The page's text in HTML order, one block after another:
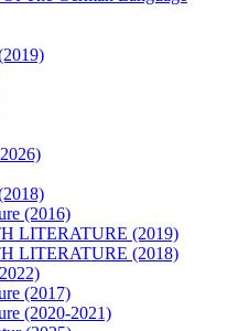
(2016)
LITERATURE (2019)
LITERATURE (2018)
(2017)
(2020-2021)